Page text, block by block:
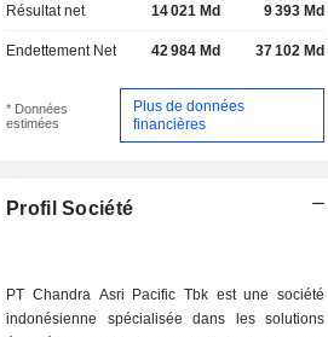
Résultat net 14 021 Md 9 393 Md
Endettement Net 42 984 Md 37 102 Md
* Données
estimées
Plus de données
financières
Profil Société
PT Chandra Asri Pacific Tbk est une société
indonésienne spécialisée dans les solutions